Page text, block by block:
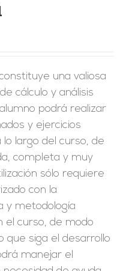
una valiosa
cálculo y análisis
podrá realizar
y ejercicios
largo del curso, de
completa y muy
sólo requiere
con la
y metodología
el curso, de modo
que siga el desarrollo
manejar el